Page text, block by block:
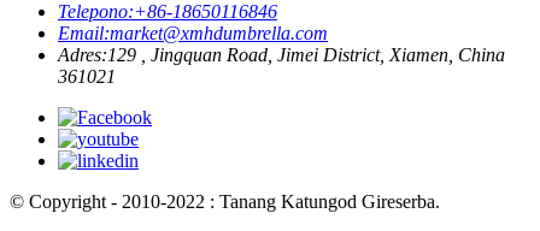
Telepono:+86-18650116846
Email:market@xmhdumbrella.com
Adres:129 , Jingquan Road, Jimei District, Xiamen, China
361021
© Copyright - 2010-2022 : Tanang Katungod Gireserba.